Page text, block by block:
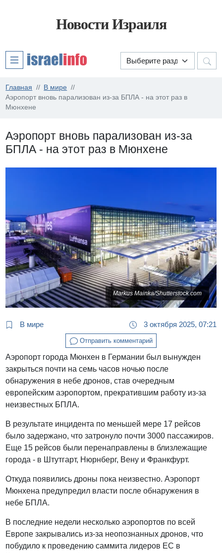
Новости Израиля
Главная
В мире
Аэропорт вновь парализован из-за БПЛА - на этот раз в
Мюнхене
Аэропорт вновь парализован из-за
БПЛА - на этот раз в Мюнхене
Markus Mainka/Shutterstock.com
В мире 3 октября 2025, 07:21
Отправить комментарий
Аэропорт города Мюнхен в Германии был вынужден
закрыться почти на семь часов ночью после
обнаружения в небе дронов, став очередным
европейским аэропортом, прекратившим работу из-за
неизвестных БПЛА.
В результате инцидента по меньшей мере 17 рейсов
было задержано, что затронуло почти 3000 пассажиров.
Еще 15 рейсов были перенаправлены в близлежащие
города - в Штутгарт, Нюрнберг, Вену и Франкфурт.
Откуда появились дроны пока неизвестно. Аэропорт
Мюнхена предупредил власти после обнаружения в
небе БПЛА.
В последние недели несколько аэропортов по всей
Европе закрывались из-за неопознанных дронов, что
побудило к проведению саммита лидеров ЕС в